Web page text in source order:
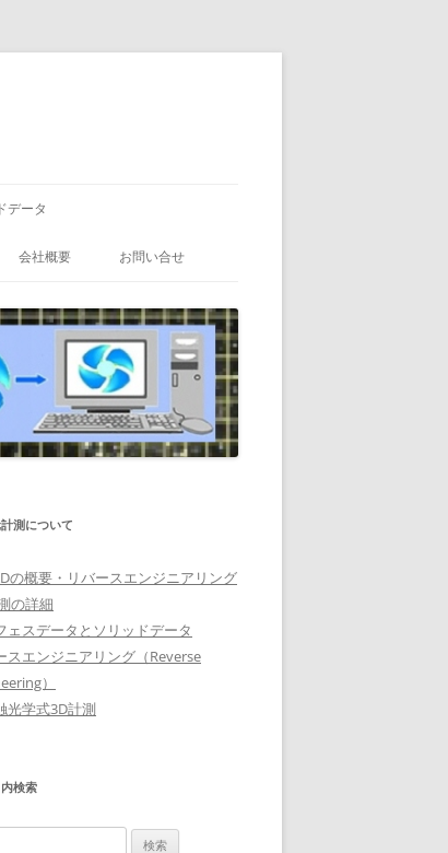
データ
会社概要 お問い合せ
測について
の概要・リバースエンジニアリング
の詳細
ェスデータとソリッドデータ
スエンジニアリング（Reverse
）
光学式3D計測
検索